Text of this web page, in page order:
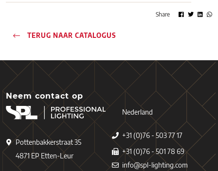
Share
TERUG NAAR CATALOGUS
Neem contact op
Pottenbakkerstraat 35
4871 EP Etten-Leur
Nederland
+31 (0)76 - 503 77 17
+31 (0)76 - 501 78 69
info@spl-lighting.com